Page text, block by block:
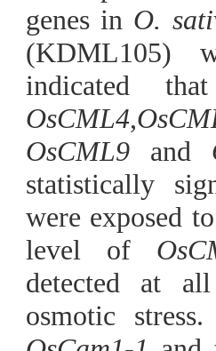
genes in O.
(KDML105)
indicated
OsCML4,
OsCML9 and
statistically
were exposed
level of
detected at
osmotic